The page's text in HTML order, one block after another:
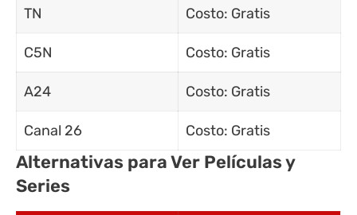
TN Costo: Gratis
C5N Costo: Gratis
A24 Costo: Gratis
Canal 26 Costo: Gratis
Alternativas para Ver Películas y
Series